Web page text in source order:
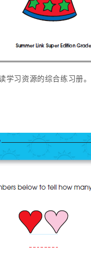
学习资源的综合练习册。